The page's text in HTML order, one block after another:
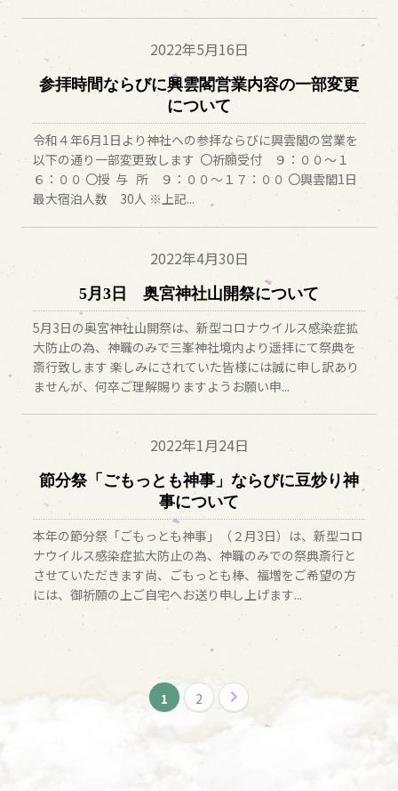
2022年5月16日
参拝時間ならびに興雲閣営業内容の一部変更
について
令和４年6月1日より神社への参拝ならびに興雲閣の営業を
以下の通り一部変更致します 〇祈願受付 ９：００～１
６：００ 〇授 与 所 ９：００～１７：００ 〇興雲閣1日
最大宿泊人数 30人 ※上記...
2022年4月30日
5月3日 奥宮神社山開祭について
5月3日の奥宮神社山開祭は、新型コロナウイルス感染症拡
大防止の為、神職のみで三峯神社境内より遥拝にて祭典を
斎行致します 楽しみにされていた皆様には誠に申し訳あり
ませんが、何卒ご理解賜りますようお願い申...
2022年1月24日
節分祭「ごもっとも神事」ならびに豆炒り神
事について
本年の節分祭「ごもっとも神事」（２月3日）は、新型コロ
ナウイルス感染症拡大防止の為、神職のみでの祭典斎行と
させていただきます尚、ごもっとも棒、福増をご希望の方
には、御祈願の上ご自宅へお送り申し上げます...
1 2